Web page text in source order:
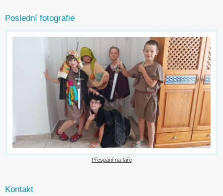
Poslední fotografie
Přespání na faře
Kontakt